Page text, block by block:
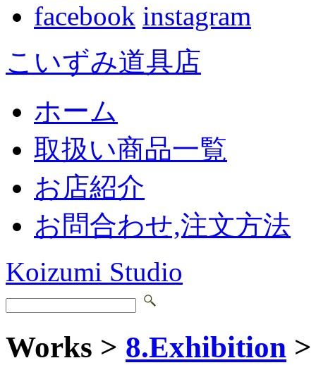
facebook instagram
こいずみ道具店
ホーム
取扱い商品一覧
お店紹介
お問合わせ,注文方法
Koizumi Studio
Works > 8.Exhibition